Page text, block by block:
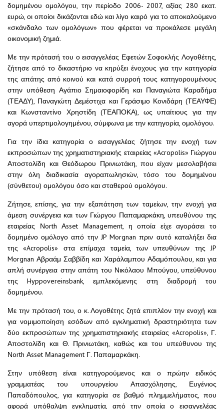
δομημένου ομολόγου, την περίοδο 2006- 2007, αξίας 280 εκατ.
ευρώ, οι οποίοι δικάζονται εδώ και λίγο καιρό για το αποκαλούμενο
«σκάνδαλο των ομολόγων» που φέρεται να προκάλεσε μεγάλη
οικονομική ζημιά.
Με την πρότασή του ο εισαγγελέας Εφετών Σοφοκλής Λογοθέτης,
ζήτησε από το δικαστήριο να κηρύξει ένοχους για την κατηγορία
της απάτης από κοινού και κατά συρροή τους κατηγορουμένους
στην υπόθεση Αγάπιο Σημαιοφορίδη και Παναγιώτα Καραδήμα
(ΤΕΑΔΥ), Παναγιώτη Δεμέστιχα και Γεράσιμο Κονιδάρη (ΤΕΑΥΦΕ)
και Κωνσταντίνο Χρηστίδη (ΤΕΑΠΟΚΑ), ως υπαίτιους για την
αγορά υπερτιμολογημένου, σύμφωνα με την κατηγορία, ομολόγου.
Για την ίδια κατηγορία ο εισαγγελέας ζήτησε την ενοχή των
εκπροσώπων της χρηματιστηριακής εταιρείας «Acropolis» Γιώργου
Αποστολίδη και Θεόδωρου Πρινιωτάκη, που είχαν μεσολαβήσει
στην όλη διαδικασία αγοραπωλησιών, τόσο του δομημένου
(σύνθετου) ομολόγου όσο και σταθερού ομολόγου.
Ζήτησε, επίσης, για την εξαπάτηση των ταμείων, την ενοχή για
άμεση συνέργεια και των Γιώργου Παπαμαρκάκη, υπευθύνου της
εταιρείας Νorth Αsset Μanagement, η οποία είχε αγοράσει το
δομημένο ομόλογο από την JP Morgnan πριν αυτό καταλήξει δια
της «Acropolis» στα επίμαχα ταμεία, των υπευθύνων της JP
Morgnan Αβραάμ Σαββίδη και Χαράλαμπου Αδαμόπουλου, και για
απλή συνέργεια στην απάτη του Νικόλαου Μπούγου, υπεύθυνου
της Hyppovereinsbank, εμπλεκόμενης στη διαδρομή του
δομημένου.
Με την πρότασή του, ο κ. Λογοθέτης ζητά επιπλέον την ενοχή και
για νομιμοποίηση εσόδων από εγκληματική δραστηριότητα των
δύο εκπροσώπων της χρηματιστηριακής εταιρείας «Acropolis», Γ.
Αποστολίδη και Θ. Πρινιωτάκη, καθώς και του υπεύθυνου της
Νorth Αsset Μanagement Γ. Παπαμαρκάκη.
Στην υπόθεση είναι κατηγορούμενος και ο πρώην ειδικός
γραμματέας του υπουργείου Απασχόλησης, Ευγένιος
Παπαδόπουλος, για κατηγορία σε βαθμό πλημμελήματος, που
αφορά υπόθαλψη εγκληματία, από την οποία ο εισαγγελέας